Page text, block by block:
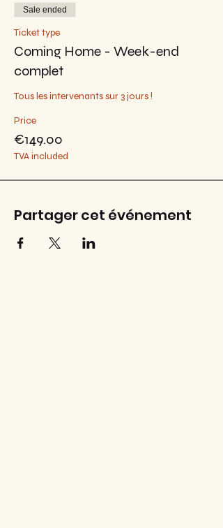
Sale ended
Ticket type
Coming Home - Week-end
complet
Tous les intervenants sur 3 jours !
Price
€149.00
TVA included
Partager cet événement